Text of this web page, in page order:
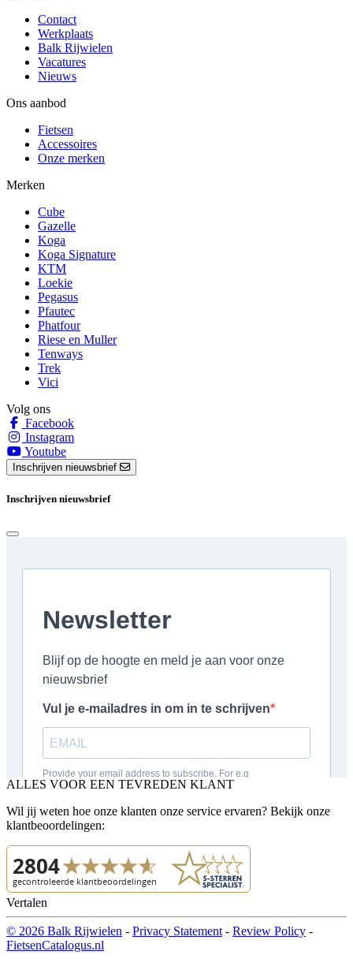
Contact
Werkplaats
Balk Rijwielen
Vacatures
Nieuws
Ons aanbod
Fietsen
Accessoires
Onze merken
Merken
Cube
Gazelle
Koga
Koga Signature
KTM
Loekie
Pegasus
Pfautec
Phatfour
Riese en Muller
Tenways
Trek
Vici
Volg ons
Facebook
Instagram
Youtube
Inschrijven nieuwsbrief
Inschrijven nieuwsbrief
ALLES VOOR EEN TEVREDEN KLANT
Wil jij weten hoe onze klanten onze service ervaren? Bekijk onze
klantbeoordelingen:
Vertalen
© 2026 Balk Rijwielen - Privacy Statement - Review Policy -
FietsenCatalogus.nl